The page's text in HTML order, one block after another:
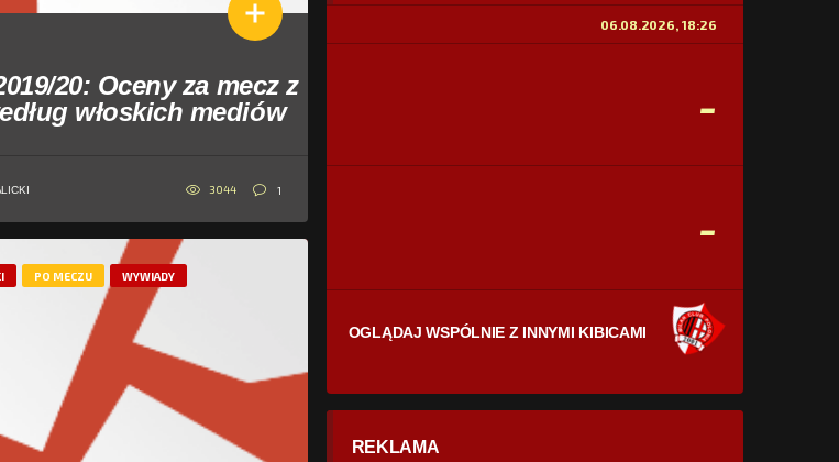
20: Oceny za mecz z
włoskich mediów
3044 1
PO MECZU WYWIADY
0% 100%
06.08.2026, 18:26
-
-
OGLĄDAJ WSPÓLNIE Z INNYMI KIBICAMI
REKLAMA